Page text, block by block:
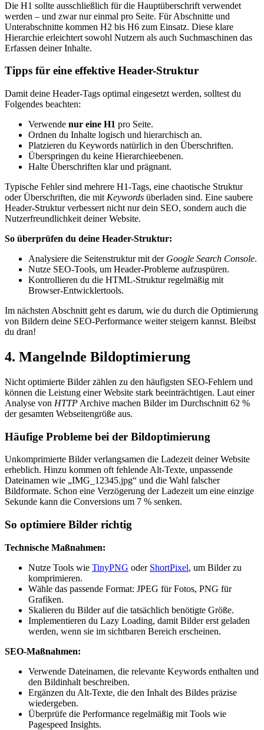
Die H1 sollte ausschließlich für die Hauptüberschrift verwendet
werden – und zwar nur einmal pro Seite. Für Abschnitte und
Unterabschnitte kommen H2 bis H6 zum Einsatz. Diese klare
Hierarchie erleichtert sowohl Nutzern als auch Suchmaschinen das
Erfassen deiner Inhalte.
Tipps für eine effektive Header-Struktur
Damit deine Header-Tags optimal eingesetzt werden, solltest du
Folgendes beachten:
Verwende nur eine H1 pro Seite.
Ordnen du Inhalte logisch und hierarchisch an.
Platzieren du Keywords natürlich in den Überschriften.
Überspringen du keine Hierarchieebenen.
Halte Überschriften klar und prägnant.
Typische Fehler sind mehrere H1-Tags, eine chaotische Struktur
oder Überschriften, die mit Keywords überladen sind. Eine saubere
Header-Struktur verbessert nicht nur dein SEO, sondern auch die
Nutzerfreundlichkeit deiner Website.
So überprüfen du deine Header-Struktur:
Analysiere die Seitenstruktur mit der Google Search Console.
Nutze SEO-Tools, um Header-Probleme aufzuspüren.
Kontrollieren du die HTML-Struktur regelmäßig mit
Browser-Entwicklertools.
Im nächsten Abschnitt geht es darum, wie du durch die Optimierung
von Bildern deine SEO-Performance weiter steigern kannst. Bleibst
du dran!
4. Mangelnde Bildoptimierung
Nicht optimierte Bilder zählen zu den häufigsten SEO-Fehlern und
können die Leistung einer Website stark beeinträchtigen. Laut einer
Analyse von HTTP Archive machen Bilder im Durchschnitt 62 %
der gesamten Webseitengröße aus.
Häufige Probleme bei der Bildoptimierung
Unkomprimierte Bilder verlangsamen die Ladezeit deiner Website
erheblich. Hinzu kommen oft fehlende Alt-Texte, unpassende
Dateinamen wie „IMG_12345.jpg“ und die Wahl falscher
Bildformate. Schon eine Verzögerung der Ladezeit um eine einzige
Sekunde kann die Conversions um 7 % senken.
So optimiere Bilder richtig
Technische Maßnahmen:
Nutze Tools wie TinyPNG oder ShortPixel, um Bilder zu
komprimieren.
Wähle das passende Format: JPEG für Fotos, PNG für
Grafiken.
Skalieren du Bilder auf die tatsächlich benötigte Größe.
Implementieren du Lazy Loading, damit Bilder erst geladen
werden, wenn sie im sichtbaren Bereich erscheinen.
SEO-Maßnahmen:
Verwende Dateinamen, die relevante Keywords enthalten und
den Bildinhalt beschreiben.
Ergänzen du Alt-Texte, die den Inhalt des Bildes präzise
wiedergeben.
Überprüfe die Performance regelmäßig mit Tools wie
Pagespeed Insights.